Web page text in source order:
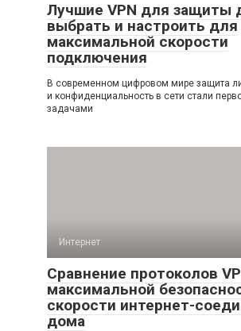
Лучшие VPN для защиты
выбрать и настроить для
максимальной скорости
подключения
В современном цифровом мире защита
и конфиденциальность в сети стали
задачами
Интернет
Сравнение протоколов
максимальной
скорости интернет-
дома